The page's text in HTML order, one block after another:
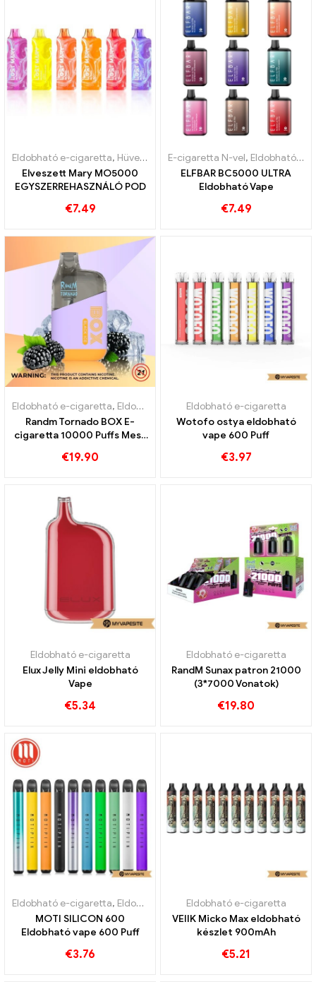
Eldobható e-cigaretta, Hüvely ,
Vámmentes áru
Elveszett Mary MO5000
EGYSZERREHASZNÁLÓ POD
€7.49
E-cigaretta N-vel, Eldobható e-cigaretta
ELFBAR BC5000 ULTRA
Eldobható Vape
€7.49
Eldobható e-cigaretta, Eldobható e-cigaretta Svédország ,
Randm Tornado BOX E-
cigaretta 10000 Puffs Mesh
€19.90
Eldobható e-cigaretta
Wotofo ostya eldobható
vape 600 Puff
€3.97
Eldobható e-cigaretta
Elux Jelly Mini eldobható
Vape
€5.34
Eldobható e-cigaretta
RandM Sunax patron 21000
(3*7000 Vonatok)
€19.80
Eldobható e-cigaretta, Eldobható e-cigaretta Svédország ,
MOTI SILICON 600
Eldobható vape 600 Puff
€3.76
Eldobható e-cigaretta
VEIIK Micko Max eldobható
készlet 900mAh
€5.21